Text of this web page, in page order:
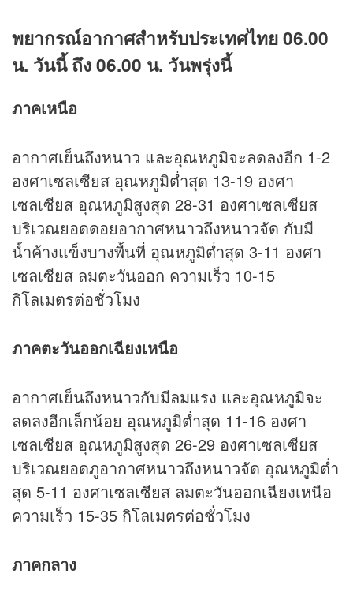
พยากรณ์อากาศสำหรับประเทศไทย 06.00
น. วันนี้ ถึง 06.00 น. วันพรุ่งนี้
ภาคเหนือ
อากาศเย็นถึงหนาว และอุณหภูมิจะลดลงอีก 1-2
องศาเซลเซียส อุณหภูมิต่ำสุด 13-19 องศา
เซลเซียส อุณหภูมิสูงสุด 28-31 องศาเซลเซียส
บริเวณยอดดอยอากาศหนาวถึงหนาวจัด กับมี
น้ำค้างแข็งบางพื้นที่ อุณหภูมิต่ำสุด 3-11 องศา
เซลเซียส ลมตะวันออก ความเร็ว 10-15
กิโลเมตรต่อชั่วโมง
ภาคตะวันออกเฉียงเหนือ
อากาศเย็นถึงหนาวกับมีลมแรง และอุณหภูมิจะ
ลดลงอีกเล็กน้อย อุณหภูมิต่ำสุด 11-16 องศา
เซลเซียส อุณหภูมิสูงสุด 26-29 องศาเซลเซียส
บริเวณยอดภูอากาศหนาวถึงหนาวจัด อุณหภูมิต่ำ
สุด 5-11 องศาเซลเซียส ลมตะวันออกเฉียงเหนือ
ความเร็ว 15-35 กิโลเมตรต่อชั่วโมง
ภาคกลาง